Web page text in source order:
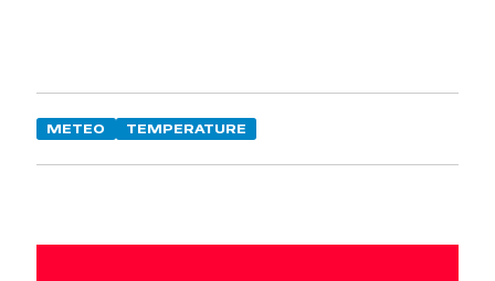
METEO TEMPERATURE